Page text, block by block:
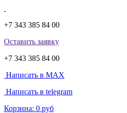
+7 343 385 84 00
Оставить заявку
+7 343 385 84 00
Написать в MAX
Написать в telegram
Корзина: 0 руб